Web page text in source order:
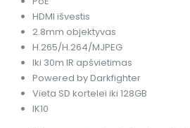
HDMI išvestis
2.8mm objektyvas
H.265/H.264/MJPEG
Iki 30m IR apšvietimas
Powered by Darkfighter
Vieta SD kortelei iki 128GB
IK10